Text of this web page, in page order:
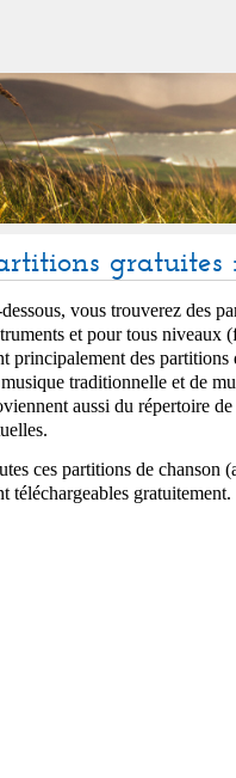
gratuites
vous trouverez des
et pour tous niveaux
principalement des
traditionnelle et de
aussi du répertoire
ces partitions de chanson
téléchargeables gratuitement.